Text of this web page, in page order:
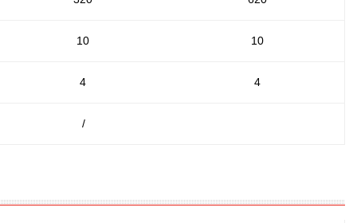
10 10
4 4
/